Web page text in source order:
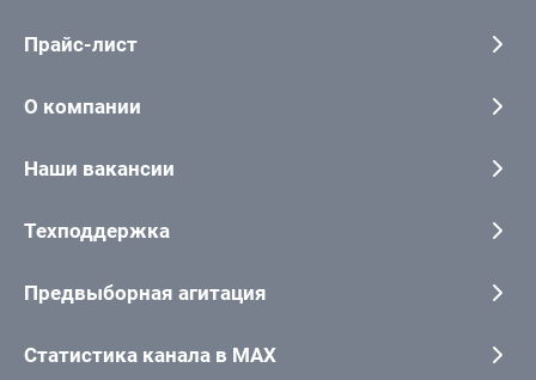
Прайс-лист
О компании
Наши вакансии
Техподдержка
Предвыборная агитация
Статистика канала в MAX